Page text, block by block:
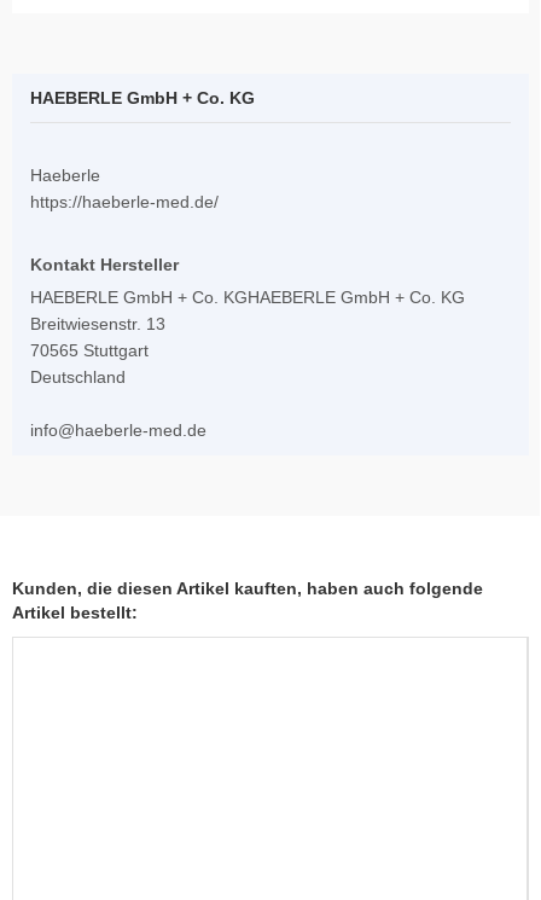
HAEBERLE GmbH + Co. KG
Haeberle
https://haeberle-med.de/
Kontakt Hersteller
HAEBERLE GmbH + Co. KGHAEBERLE GmbH + Co. KG
Breitwiesenstr. 13
70565 Stuttgart
Deutschland
info@haeberle-med.de
Kunden, die diesen Artikel kauften, haben auch folgende
Artikel bestellt: